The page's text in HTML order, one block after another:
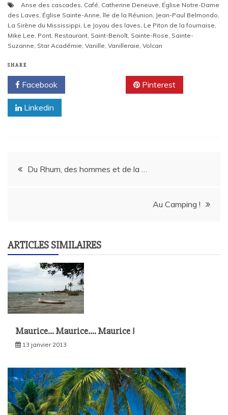
Anse des cascades Café Catherine Deneuve Église Notre-Dame
des Laves Église Sainte-Anne île de la Réunion Jean-Paul Belmondo
La Sirène du Mississippi Le Joyau des laves Le Piton de la fournaise
Mike Lee Pont Restaurant Saint-Benoît Sainte-Rose Sainte-
Suzanne Star Académie Vanille Vanilleraie Volcan
SHARE
Facebook Pinterest
Linkedin
Navigation
Du Rhum, des hommes et de la …
Au Camping !
ARTICLES SIMILAIRES
Maurice… Maurice…. Maurice !
13 janvier 2013